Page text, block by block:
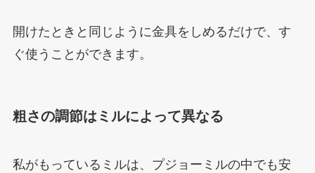
開けたときと同じように金具をしめるだけで、す
ぐ使うことができます。
粗さの調節はミルによって異なる
私がもっているミルは、プジョーミルの中でも安